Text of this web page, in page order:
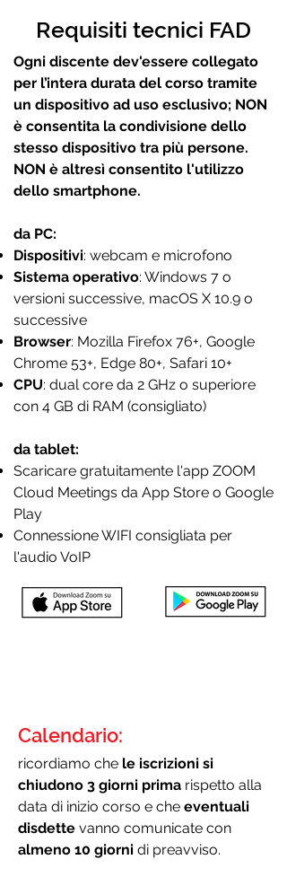
Requisiti tecnici FAD
Ogni discente dev'essere collegato
per l’intera durata del corso tramite
un dispositivo ad uso esclusivo; NON
è consentita la condivisione dello
stesso dispositivo tra più persone.
NON è altresì consentito l'utilizzo
dello smartphone.
da PC:
Dispositivi: webcam e microfono
Sistema operativo: Windows 7 o
versioni successive, macOS X 10.9 o
successive
Browser: Mozilla Firefox 76+, Google
Chrome 53+, Edge 80+, Safari 10+
CPU: dual core da 2 GHz o superiore
con 4 GB di RAM (consigliato)
da tablet:
Scaricare gratuitamente l'app ZOOM
Cloud Meetings da App Store o Google
Play
Connessione WIFI consigliata per
l'audio VoIP
Calendario:
ricordiamo che le iscrizioni si
chiudono 3 giorni prima rispetto alla
data di inizio corso e che eventuali
disdette vanno comunicate con
almeno 10 giorni di preavviso.